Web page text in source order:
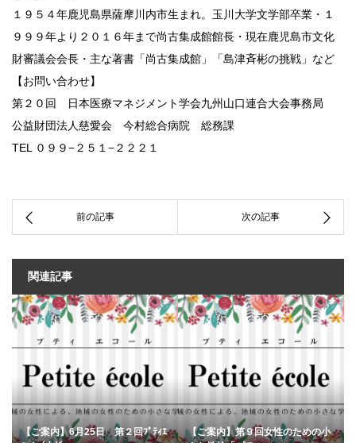
１９５４年鹿児島県薩摩川内市生まれ。玉川大学文学部卒業・１
９９９年より２０１６年まで尚古集成館館長・現在鹿児島市文化
財審議会会長・主な著書「尚古集成館」「島津斉彬の挑戦」など
【お問い合わせ】
第２０回 日本医療マネジメント学会九州山口連合大会事務局
公益財団法人慈愛会 今村総合病院 総務課
TEL ０９９−２５１−２２２１
関連記事
【ご案内】6月25日 第２回ﾌﾟﾃｨｴ
【ご案内】第９回女性のための小